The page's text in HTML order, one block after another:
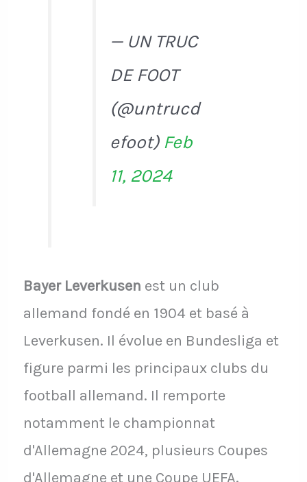
— UN TRUC
DE FOOT
(@untrucd
efoot) Feb
11, 2024
Bayer Leverkusen est un club
allemand fondé en 1904 et basé à
Leverkusen. Il évolue en Bundesliga et
figure parmi les principaux clubs du
football allemand. Il remporte
notamment le championnat
d'Allemagne 2024, plusieurs Coupes
d'Allemagne et une Coupe UEFA.